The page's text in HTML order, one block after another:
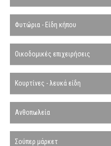
Φυτώρια - Είδη κήπου
Οικοδομικές επιχειρήσεις
Κουρτίνες - λευκά είδη
Ανθοπωλεία
Σούπερ μάρκετ